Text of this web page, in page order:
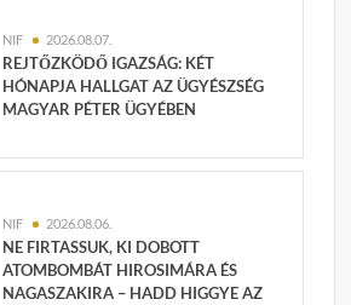
NIF 2026.08.07.
REJTŐZKÖDŐ IGAZSÁG: KÉT
HÓNAPJA HALLGAT AZ ÜGYÉSZSÉG
MAGYAR PÉTER ÜGYÉBEN
NIF 2026.08.06.
NE FIRTASSUK, KI DOBOTT
ATOMBOMBÁT HIROSIMÁRA ÉS
NAGASZAKIRA – HADD HIGGYE AZ